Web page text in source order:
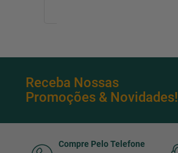
Receba Nossas
Promoções & Novidades!
Compre Pelo Telefone